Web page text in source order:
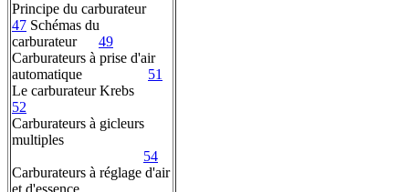
Principe du carburateur
47 Schémas du
carburateur 49
Carburateurs à prise d'air
automatique 51
Le carburateur Krebs
52
Carburateurs à gicleurs
multiples
54
Carburateurs à réglage d'air
et d'essence